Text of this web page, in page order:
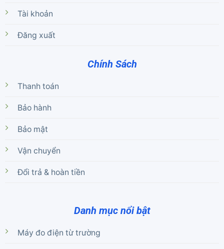
Tài khoản
Đăng xuất
Chính Sách
Thanh toán
Bảo hành
Bảo mật
Vận chuyển
Đổi trả & hoàn tiền
Danh mục nổi bật
Máy đo điện từ trường